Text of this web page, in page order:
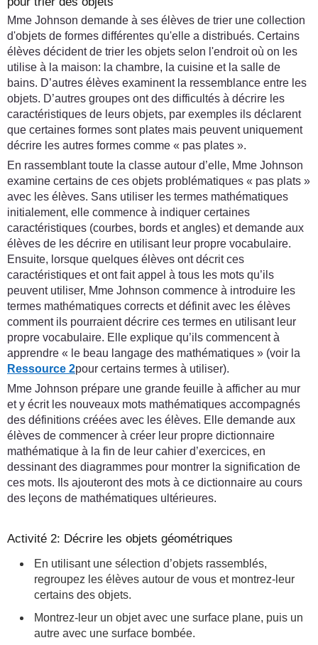
Mme Johnson demande à ses élèves de trier une collection
d'objets de formes différentes qu'elle a distribués. Certains
élèves décident de trier les objets selon l'endroit où on les
utilise à la maison: la chambre, la cuisine et la salle de
bains. D’autres élèves examinent la ressemblance entre les
objets. D’autres groupes ont des difficultés à décrire les
caractéristiques de leurs objets, par exemples ils déclarent
que certaines formes sont plates mais peuvent uniquement
décrire les autres formes comme « pas plates ».
En rassemblant toute la classe autour d’elle, Mme Johnson
examine certains de ces objets problématiques « pas plats »
avec les élèves. Sans utiliser les termes mathématiques
initialement, elle commence à indiquer certaines
caractéristiques (courbes, bords et angles) et demande aux
élèves de les décrire en utilisant leur propre vocabulaire.
Ensuite, lorsque quelques élèves ont décrit ces
caractéristiques et ont fait appel à tous les mots qu’ils
peuvent utiliser, Mme Johnson commence à introduire les
termes mathématiques corrects et définit avec les élèves
comment ils pourraient décrire ces termes en utilisant leur
propre vocabulaire. Elle explique qu’ils commencent à
apprendre « le beau langage des mathématiques » (voir la
Ressource 2pour certains termes à utiliser).
Mme Johnson prépare une grande feuille à afficher au mur
et y écrit les nouveaux mots mathématiques accompagnés
des définitions créées avec les élèves. Elle demande aux
élèves de commencer à créer leur propre dictionnaire
mathématique à la fin de leur cahier d’exercices, en
dessinant des diagrammes pour montrer la signification de
ces mots. Ils ajouteront des mots à ce dictionnaire au cours
des leçons de mathématiques ultérieures.
Activité 2: Décrire les objets géométriques
En utilisant une sélection d’objets rassemblés,
regroupez les élèves autour de vous et montrez-leur
certains des objets.
Montrez-leur un objet avec une surface plane, puis un
autre avec une surface bombée.